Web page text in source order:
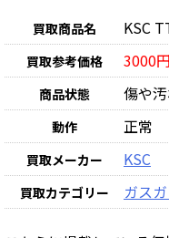
買取商品名 KSC
買取参考価格 3000円
商品状態 傷や
動作 正常
買取メーカー KSC
買取カテゴリー ガス